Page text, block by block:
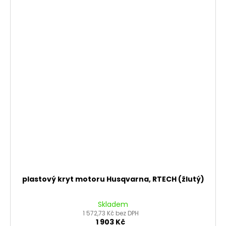
plastový kryt motoru Husqvarna, RTECH (žlutý)
Skladem
1 572,73 Kč bez DPH
1 903 Kč